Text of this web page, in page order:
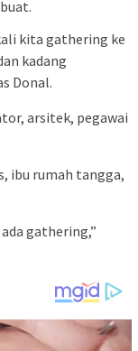
kita gathering ke
kadang
Donal.
arsitek, pegawai
ibu rumah tangga,
gathering,”